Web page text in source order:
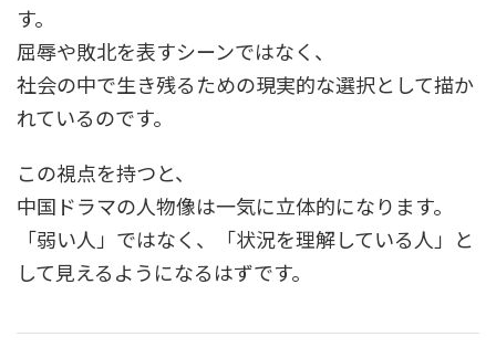
す。
屈辱や敗北を表すシーンではなく、
社会の中で生き残るための現実的な選択として描か
れているのです。
この視点を持つと、
中国ドラマの人物像は一気に立体的になります。
「弱い人」ではなく、「状況を理解している人」と
して見えるようになるはずです。